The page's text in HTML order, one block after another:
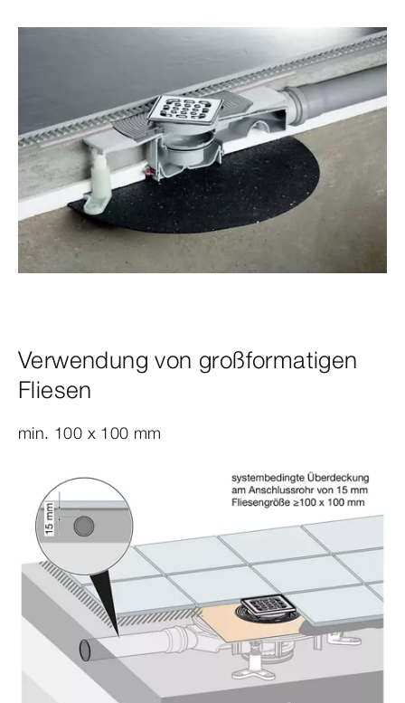
Verwendung von großformatigen
Fliesen
min. 100 x 100 mm